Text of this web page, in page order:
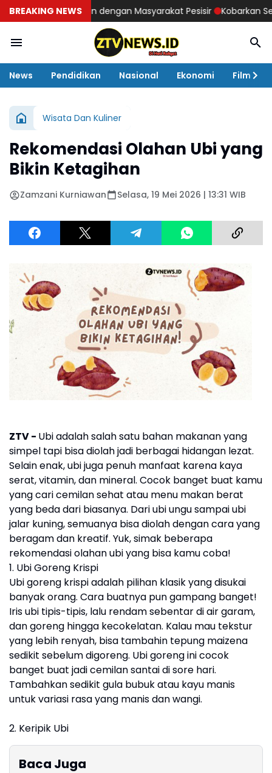
BREAKING NEWS
Kedekatan dengan Masyarakat Pesisir Kobarkan
News Pendidikan Nasional Ekonomi Film
Wisata Dan Kuliner
Rekomendasi Olahan Ubi yang
Bikin Ketagihan
Zamzani Kurniawan Selasa, 19 Mei 2026 | 13:31 WIB
ZTV - Ubi adalah salah satu bahan makanan yang
simpel tapi bisa diolah jadi berbagai hidangan lezat.
Selain enak, ubi juga penuh manfaat karena kaya
serat, vitamin, dan mineral. Cocok banget buat kamu
yang cari cemilan sehat atau menu makan berat
yang beda dari biasanya. Dari ubi ungu sampai ubi
jalar kuning, semuanya bisa diolah dengan cara yang
beragam dan kreatif. Yuk, simak beberapa
rekomendasi olahan ubi yang bisa kamu coba!
1. Ubi Goreng Krispi
Ubi goreng krispi adalah pilihan klasik yang disukai
banyak orang. Cara buatnya pun gampang banget!
Iris ubi tipis-tipis, lalu rendam sebentar di air garam,
dan goreng hingga kecokelatan. Kalau mau tekstur
yang lebih renyah, bisa tambahin tepung maizena
sedikit sebelum digoreng. Ubi goreng ini cocok
banget buat jadi cemilan santai di sore hari.
Tambahkan sedikit gula bubuk atau kayu manis
untuk variasi rasa yang manis dan wangi.
2. Keripik Ubi
Baca Juga